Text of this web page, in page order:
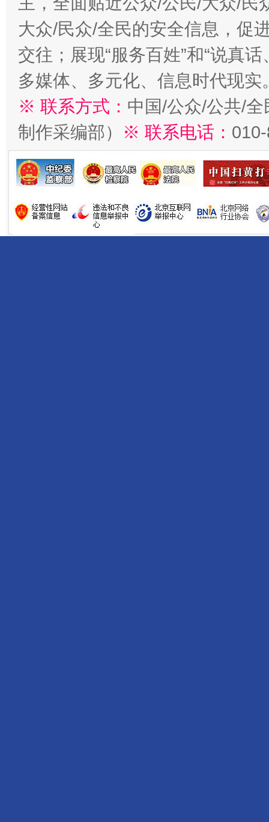
大众/民众/全民的安全信息，促
交往；展现“服务百姓”和“说真
多媒体、多元化、信息时代现实
※ 联系方式： 中国/公众/公共/
制作采编部）
※ 联系电话：